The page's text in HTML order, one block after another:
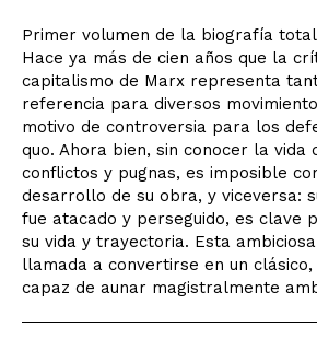
Primer volumen de la biografía
Hace ya más de cien años que la
capitalismo de Marx representa
referencia para diversos
motivo de controversia para los
quo. Ahora bien, sin conocer la vida
conflictos y pugnas, es imposible
desarrollo de su obra, y viceversa:
fue atacado y perseguido, es clave
su vida y trayectoria. Esta
llamada a convertirse en un
capaz de aunar magistralmente